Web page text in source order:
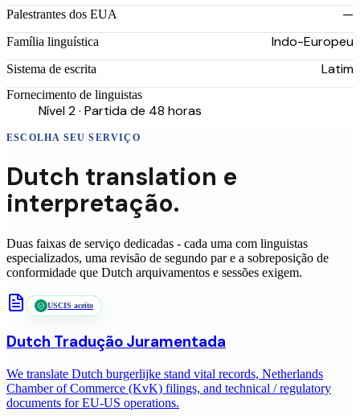
Palestrantes dos EUA —
Família linguística Indo-Europeu
Sistema de escrita Latim
Fornecimento de linguistas
Nível 2 · Partida de 48 horas
ESCOLHA SEU SERVIÇO
Dutch translation e
interpretação.
Duas faixas de serviço dedicadas - cada uma com linguistas
especializados, uma revisão de segundo par e a sobreposição de
conformidade que Dutch arquivamentos e sessões exigem.
USCIS aceito
Dutch Tradução Juramentada
We translate Dutch burgerlijke stand vital records, Netherlands
Chamber of Commerce (KvK) filings, and technical / regulatory
documents for EU-US operations.